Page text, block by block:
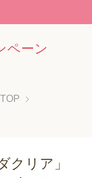
ペーン
TOP
クリア」